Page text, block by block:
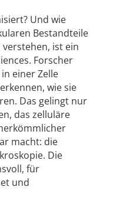
Und wie
Bestandteile
verstehen, ist ein
Forscher
einer Zelle
wie sie
Das gelingt nur
das zelluläre
macht: die
Die
für
und